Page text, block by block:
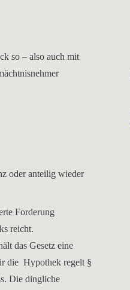
so – also auch mit
oder anteilig wieder
Forderung
reicht.
das Gesetz eine
die Hypothek regelt §
Die dingliche